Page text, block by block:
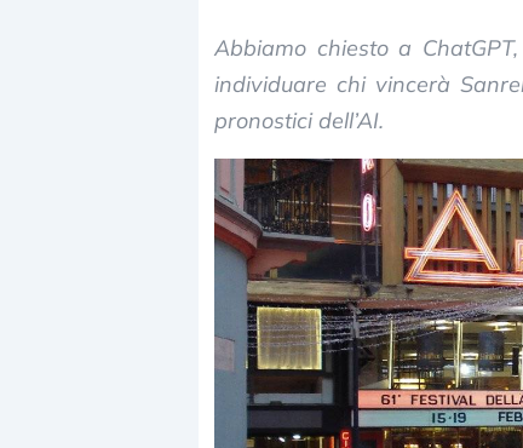
Abbiamo chiesto a
individuare chi vincerà
pronostici dell’AI.